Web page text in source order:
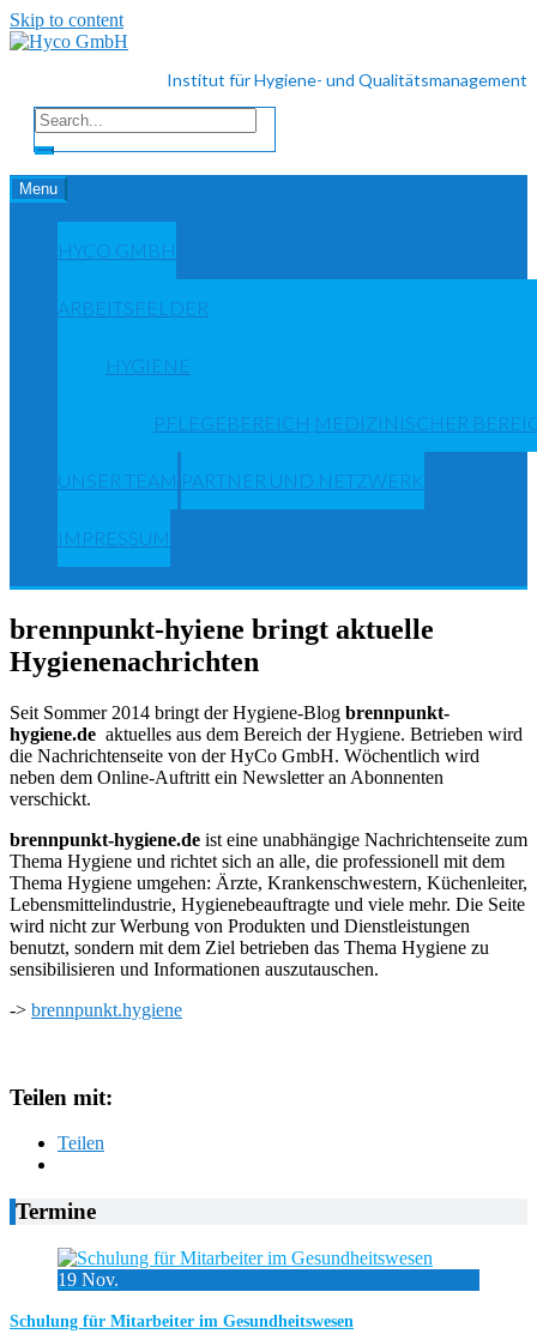
Skip to content
Institut für Hygiene- und Qualitätsmanagement
Menu
HYCO GMBH
ARBEITSFELDER
HYGIENE
PFLEGEBEREICH MEDIZINISCHER
UNSER TEAM PARTNER UND NETZWERK
IMPRESSUM
brennpunkt-hyiene bringt aktuelle
Hygienenachrichten
Seit Sommer 2014 bringt der Hygiene-Blog brennpunkt-
hygiene.de aktuelles aus dem Bereich der Hygiene. Betrieben wird
die Nachrichtenseite von der HyCo GmbH. Wöchentlich wird
neben dem Online-Auftritt ein Newsletter an Abonnenten
verschickt.
brennpunkt-hygiene.de ist eine unabhängige Nachrichtenseite zum
Thema Hygiene und richtet sich an alle, die professionell mit dem
Thema Hygiene umgehen: Ärzte, Krankenschwestern, Küchenleiter,
Lebensmittelindustrie, Hygienebeauftragte und viele mehr. Die Seite
wird nicht zur Werbung von Produkten und Dienstleistungen
benutzt, sondern mit dem Ziel betrieben das Thema Hygiene zu
sensibilisieren und Informationen auszutauschen.
-> brennpunkt.hygiene
Teilen mit:
Teilen
Termine
19 Nov.
Schulung für Mitarbeiter im Gesundheitswesen